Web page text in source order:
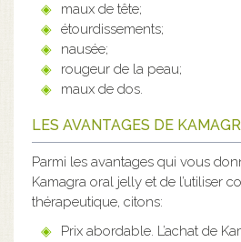
maux de tête;
étourdissements;
nausée;
rougeur de la peau;
maux de dos.
LES AVANTAGES DE
Parmi les avantages qui vous
Kamagra oral jelly et de l’utiliser
thérapeutique, citons:
Prix abordable. L’achat de